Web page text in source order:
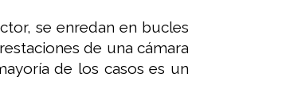
se enredan en bucles
de una cámara
de los casos es un